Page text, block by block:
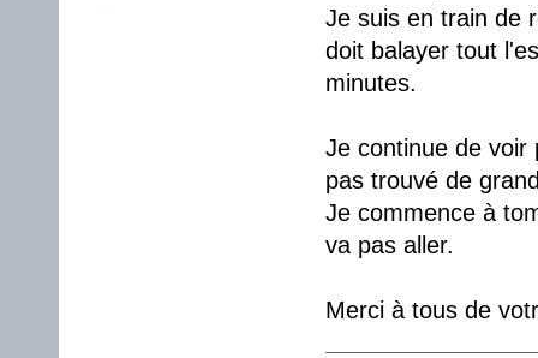
Je suis en train de
doit balayer tout
minutes.
Je continue de voir
pas trouvé de
Je commence à
va pas aller.
Merci à tous de